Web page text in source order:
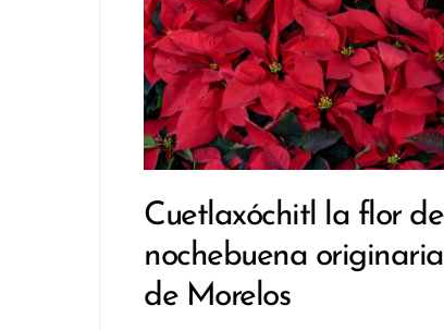
Cuetlaxóchitl la flor de
nochebuena originaria
de Morelos